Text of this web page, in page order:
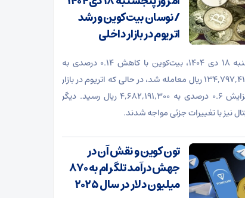
/ نوسان بیت‌کوین و رشد
اتریوم در بازار داخلی
امروز پنج‌شنبه ۱۸ دی ۱۴۰۴، بیت‌کوین با کاهش ۰.۱۴ درصدی به
قیمت ۱۳۴,۷۹۷,۴۱۱,۰۰۰ ریال معامله شد، در حالی که اتریوم در بازار
داخلی با افزایش ۰.۶ درصدی به ۴,۶۸۲,۱۹۱,۳۰۰ ریال رسید. دیگر
نیز با تغییرات جزئی مواجه شدند.
تون کوین و نقش آن در
جهش درآمد تلگرام به ۸۷۰
میلیون دلار در سال ۲۰۲۵